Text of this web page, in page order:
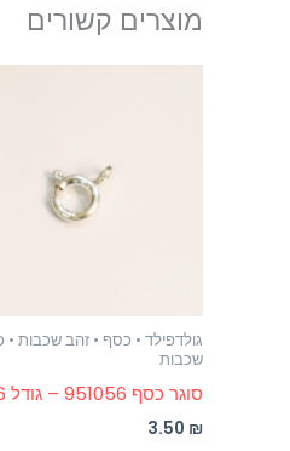
מוצרים קשורים
גולדפילד • כסף • זהב שכבות •
שכבות
סוגר כסף 951056 – גודל 6 מ"מ
3.50 ₪